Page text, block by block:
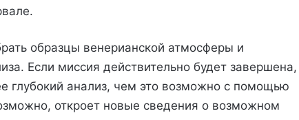
образцы венерианской атмосферы и
Если миссия действительно будет завершена,
глубокий анализ, чем это возможно с помощью
откроет новые сведения о возможном